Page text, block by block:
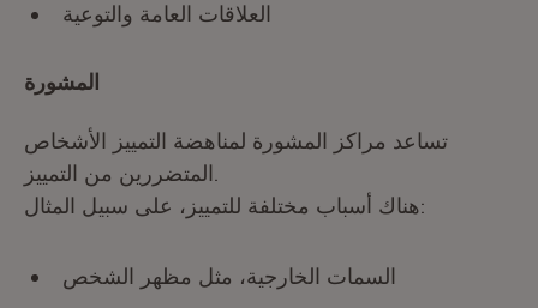
العلاقات العامة والتوعية
المشورة
تساعد مراكز المشورة لمناهضة التمييز الأشخاص
هناك أسباب مختلفة للتمييز، على سبيل المثال:
السمات الخارجية، مثل مظهر الشخص